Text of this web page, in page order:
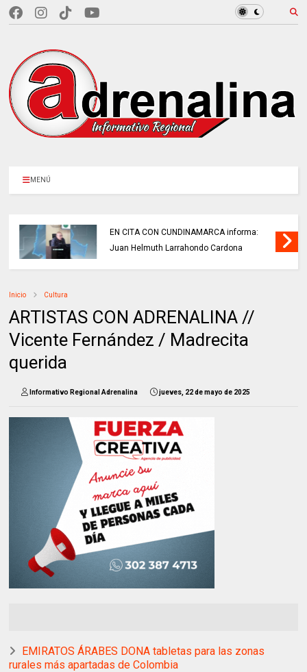
MENÚ
EN CITA CON CUNDINAMARCA informa:
Juan Helmuth Larrahondo Cardona
Inicio Cultura
ARTISTAS CON ADRENALINA //
Vicente Fernández / Madrecita
querida
Informativo Regional Adrenalina jueves, 22 de mayo de 2025
EMIRATOS ÁRABES DONA tabletas para las zonas
rurales más apartadas de Colombia